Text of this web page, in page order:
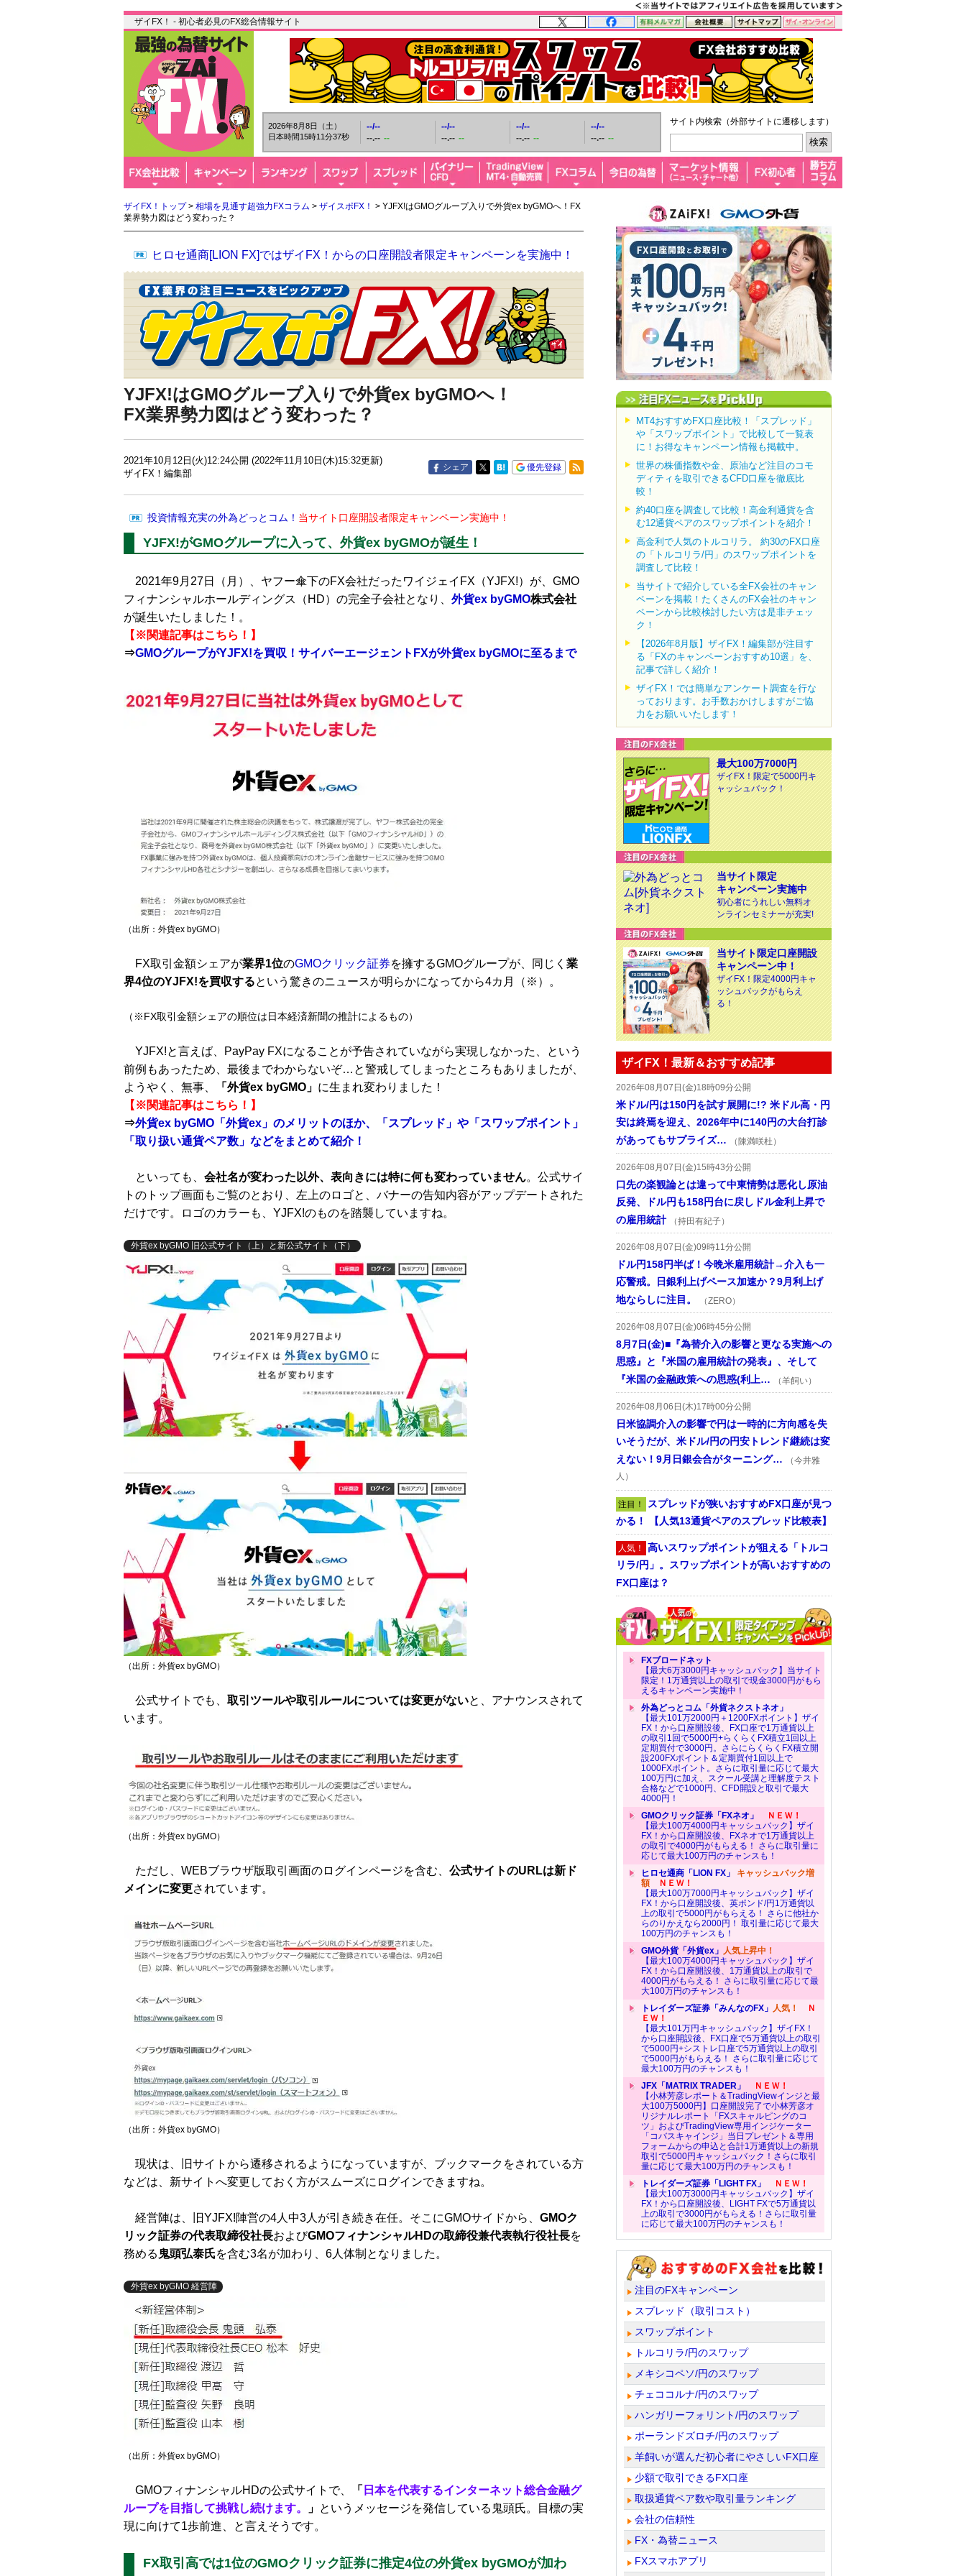
ザイFX！ - 初心者必見のFX総合情報サイト
2026年8月8日（土）
日本時間15時11分38秒
--/--
--.-- --
--/--
--.-- --
--/--
--.-- --
--/--
--.-- --
サイト内検索（外部サイトに遷移します）
ザイFX！トップ> 相場を見通す超強力FXコラム > ザイスポFX！ > YJFX!はGMOグループ入りで外貨ex byGMOへ！FX
業界勢力図はどう変わった？
ヒロセ通商[LION FX]ではザイFX！からの口座開設者限定キャンペーンを実施中！
YJFX!はGMOグループ入りで外貨ex byGMOへ！
FX業界勢力図はどう変わった？
2021年10月12日(火)12:24公開 (2022年11月10日(木)15:32更新)
ザイFX！編集部
シェア 優先登録
投資情報充実の外為どっとコム！ 当サイト口座開設者限定キャンペーン実施中！
YJFX!がGMOグループに入って、外貨ex byGMOが誕生！
2021年9月27日（月）、ヤフー傘下のFX会社だったワイジェイFX（YJFX!）が、GMO
フィナンシャルホールディングス（HD）の完全子会社となり、 外貨ex byGMO株式会社
が誕生いたしました！。
【※関連記事はこちら！】
⇒GMOグループがYJFX!を買収！サイバーエージェントFXが外貨ex byGMOに至るまで
（出所：外貨ex byGMO）
FX取引金額シェアが業界1位のGMOクリック証券を擁するGMOグループが、同じく 業
界4位のYJFX!を買収するという驚きのニュースが明らかになってから4カ月（※）。
（※FX取引金額シェアの順位は日本経済新聞の推計によるもの）
YJFX!と言えば、PayPay FXになることが予告されていながら実現しなかった、という
前例もあったため、最後までわからないぞ…と警戒してしまったところもありましたが、
ようやく、無事、
「外貨ex byGMO」 に生まれ変わりました！
【※関連記事はこちら！】
⇒外貨ex byGMO「外貨ex」のメリットのほか、「スプレッド」や「スワップポイント」
「取り扱い通貨ペア数」などをまとめて紹介！
といっても、 会社名が変わった以外、表向きには特に何も変わっていません。公式サイ
トのトップ画面もご覧のとおり、左上のロゴと、バナーの告知内容がアップデートされた
だけです。ロゴのカラーも、YJFX!のものを踏襲していますね。
外貨ex byGMO 旧公式サイト（上）と新公式サイト（下）
（出所：外貨ex byGMO）
公式サイトでも、 取引ツールや取引ルールについては変更がないと、アナウンスされて
います。
（出所：外貨ex byGMO）
ただし、WEBブラウザ版取引画面のログインページを含む、 公式サイトのURLは新ド
メインに変更されています。
（出所：外貨ex byGMO）
現状は、旧サイトから遷移されるようになっていますが、ブックマークをされている方
などは、新サイトへ変更しておく方がスムーズにログインできますね。
経営陣は、旧YJFX!陣営の4人中3人が引き続き在任。そこにGMOサイドから、 GMOク
リック証券の代表取締役社長およびGMOフィナンシャルHDの取締役兼代表執行役社長を
務める 鬼頭弘泰氏を含む3名が加わり、6人体制となりました。
外貨ex byGMO 経営陣
（出所：外貨ex byGMO）
GMOフィナンシャルHDの公式サイトで、 「 日本を代表するインターネット総合金融グ
ループを目指して挑戦し続けます。
」 というメッセージを発信している鬼頭氏。目標の実
現に向けて1歩前進、と言えそうです。
FX取引高では1位のGMOクリック証券に推定4位の外貨ex byGMOが加わ
MT4おすすめFX口座比較！「スプレッド」
や「スワップポイント」で比較して一覧表
に！お得なキャンペーン情報も掲載中。
世界の株価指数や金、原油など注目のコモ
ディティを取引できるCFD口座を徹底比
較！
約40口座を調査して比較！高金利通貨を含
む12通貨ペアのスワップポイントを紹介！
高金利で人気のトルコリラ。 約30のFX口座
の「トルコリラ/円」のスワップポイントを
調査して比較！
当サイトで紹介している全FX会社のキャン
ペーンを掲載！たくさんのFX会社のキャン
ペーンから比較検討したい方は是非チェッ
ク！
【2026年8月版】ザイFX！編集部が注目す
る「FXのキャンペーンおすすめ10選」を、
記事で詳しく紹介！
ザイFX！では簡単なアンケート調査を行な
っております。お手数おかけしますがご協
力をお願いいたします！
最大100万7000円
ザイFX！限定で5000円キ
ャッシュバック！
当サイト限定
キャンペーン実施中
初心者にうれしい無料オ
ンラインセミナーが充実!
当サイト限定口座開設
キャンペーン中！
ザイFX！限定4000円キャ
ッシュバックがもらえ
る！
ザイFX！最新＆おすすめ記事
2026年08月07日(金)18時09分公開
米ドル/円は150円を試す展開に!? 米ドル高・円
安は終焉を迎え、2026年中に140円の大台打診
があってもサプライズ…
（陳満咲杜）
2026年08月07日(金)15時43分公開
口先の楽観論とは違って中東情勢は悪化し原油
反発、ドル円も158円台に戻しドル金利上昇で
の雇用統計
（持田有紀子）
2026年08月07日(金)09時11分公開
ドル円158円半ば！今晩米雇用統計→介入も一
応警戒。日銀利上げペース加速か？9月利上げ
地ならしに注目。
（ZERO）
2026年08月07日(金)06時45分公開
8月7日(金)■『為替介入の影響と更なる実施への
思惑』と『米国の雇用統計の発表』、そして
『米国の金融政策への思惑(利上…
（羊飼い）
2026年08月06日(木)17時00分公開
日米協調介入の影響で円は一時的に方向感を失
いそうだが、米ドル/円の円安トレンド継続は変
えない！9月日銀会合がターニング…
（今井雅
人）
注目！ スプレッドが狭いおすすめFX口座が見つ
かる！ 【人気13通貨ペアのスプレッド比較表】
人気！ 高いスワップポイントが狙える「トルコ
リラ/円」。スワップポイントが高いおすすめの
FX口座は？
FXブロードネット
【最大6万3000円キャッシュバック】当サイト
限定！1万通貨以上の取引で現金3000円がもら
えるキャンペーン実施中！
外為どっとコム「外貨ネクストネオ」
【最大101万2000円＋1200FXポイント】ザイ
FX！から口座開設後、FX口座で1万通貨以上
の取引1回で5000円+らくらくFX積立1回以上
定期買付で3000円。さらにらくらくFX積立開
設200FXポイント＆定期買付1回以上で
1000FXポイント。さらに取引量に応じて最大
100万円に加え、スクール受講と理解度テスト
合格などで1000円、CFD開設と取引で最大
4000円！
GMOクリック証券「FXネオ」
ＮＥＷ！
【最大100万4000円キャッシュバック】ザイ
FX！から口座開設後、FXネオで1万通貨以上
の取引で4000円がもらえる！ さらに取引量に
応じて最大100万円のチャンスも！
ヒロセ通商「LION FX」 キャッシュバック増
額ＮＥＷ！
【最大100万7000円キャッシュバック】ザイ
FX！から口座開設後、英ポンド/円1万通貨以
上の取引で5000円がもらえる！ さらに他社か
らのりかえなら2000円！ 取引量に応じて最大
100万円のチャンスも！
GMO外貨「外貨ex」 人気上昇中！
【最大100万4000円キャッシュバック】ザイ
FX！から口座開設後、1万通貨以上の取引で
4000円がもらえる！ さらに取引量に応じて最
大100万円のチャンスも！
トレイダーズ証券「みんなのFX」 人気！
Ｎ
ＥＷ！
【最大101万円キャッシュバック】ザイFX！
から口座開設後、FX口座で5万通貨以上の取引
で5000円+シストレ口座で5万通貨以上の取引
で5000円がもらえる！ さらに取引量に応じて
最大100万円のチャンスも！
JFX「MATRIX TRADER」
ＮＥＷ！
【小林芳彦レポート＆TradingViewインジと最
大100万5000円】口座開設完了で小林芳彦オ
リジナルレポート「FXスキャルピングのコ
ツ」およびTradingView専用インジケーター
「コバスキャインジ」当日プレゼント＆専用
フォームからの申込と合計1万通貨以上の新規
取引で5000円キャッシュバック！さらに取引
量に応じて最大100万円のチャンスも！
トレイダーズ証券「LIGHT FX」
ＮＥＷ！
【最大100万3000円キャッシュバック】ザイ
FX！から口座開設後、LIGHT FXで5万通貨以
上の取引で3000円がもらえる！さらに取引量
に応じて最大100万円のチャンスも！
注目のFXキャンペーン
スプレッド（取引コスト）
スワップポイント
トルコリラ/円のスワップ
メキシコペソ/円のスワップ
チェココルナ/円のスワップ
ハンガリーフォリント/円のスワップ
ポーランドズロチ/円のスワップ
羊飼いが選んだ初心者にやさしいFX口座
少額で取引できるFX口座
取扱通貨ペア数や取引量ランキング
会社の信頼性
FX・為替ニュース
FXスマホアプリ